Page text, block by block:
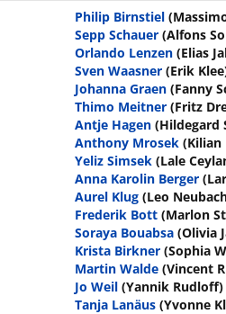
Philip Birnstiel
Sepp Schauer (Alfons
Orlando Lenzen (Elias
Sven Waasner (Erik
Johanna Graen (Fanny
Thimo Meitner (Fritz
Antje Hagen (Hildegard
Anthony Mrosek (Kilian
Yeliz Simsek (Lale
Anna Karolin Berger
Aurel Klug (Leo
Frederik Bott (Marlon
Soraya Bouabsa (Olivia
Krista Birkner (Sophia
Martin Walde (Vincent
Jo Weil (Yannik Rudloff)
Tanja Lanäus (Yvonne